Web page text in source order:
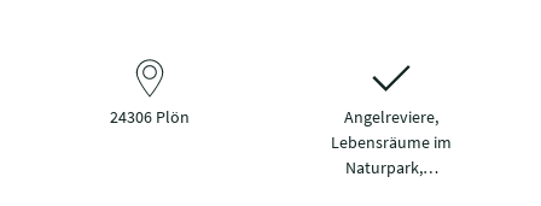
24306 Plön
Angelreviere,
Lebensräume im
Naturpark,…